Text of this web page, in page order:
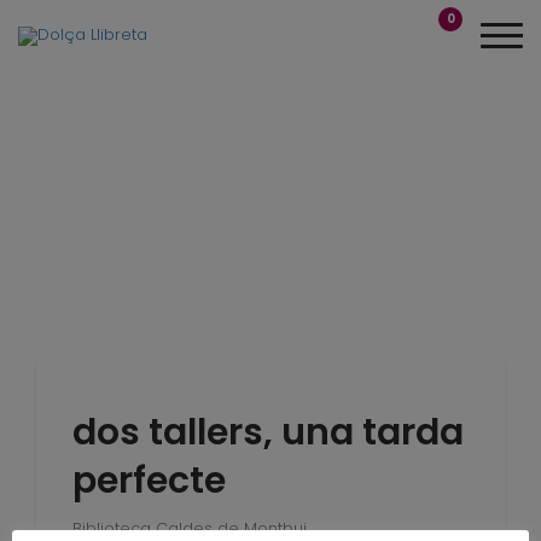
0
dos tallers, una tarda
perfecte
Biblioteca Caldes de Montbui